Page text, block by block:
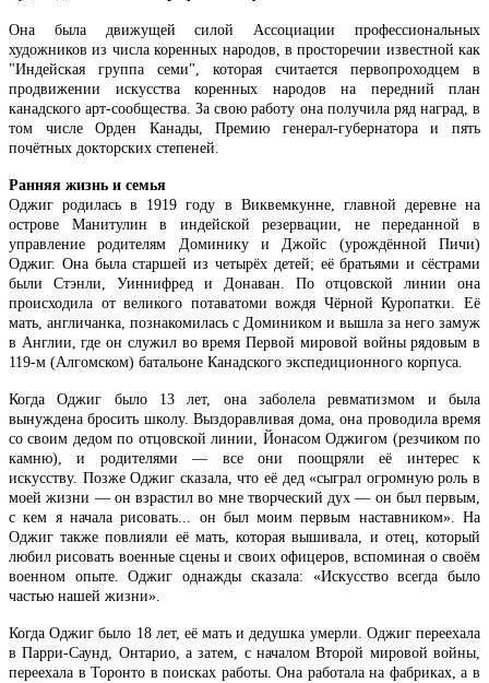
Она была движущей силой Ассоциации профессиональных
художников из числа коренных народов, в просторечии известной как
"Индейская группа семи", которая считается первопроходцем в
продвижении искусства коренных народов на передний план
канадского арт-сообщества. За свою работу она получила ряд наград, в
том числе Орден Канады, Премию генерал-губернатора и пять
почётных докторских степеней.
Ранняя жизнь и семья
Оджиг родилась в 1919 году в Виквемкунне, главной деревне на
острове Манитулин в индейской резервации, не переданной в
управление родителям Доминику и Джойс (урождённой Пичи)
Оджиг. Она была старшей из четырёх детей; её братьями и сёстрами
были Стэнли, Уиннифред и Донаван. По отцовской линии она
происходила от великого потаватоми вождя Чёрной Куропатки. Её
мать, англичанка, познакомилась с Домиником и вышла за него замуж
в Англии, где он служил во время Первой мировой войны рядовым в
119-м (Алгомском) батальоне Канадского экспедиционного корпуса.
Когда Оджиг было 13 лет, она заболела ревматизмом и была
вынуждена бросить школу. Выздоравливая дома, она проводила время
со своим дедом по отцовской линии, Йонасом Оджигом (резчиком по
камню), и родителями — все они поощряли её интерес к
искусству. Позже Оджиг сказала, что её дед «сыграл огромную роль в
моей жизни — он взрастил во мне творческий дух — он был первым,
с кем я начала рисовать... он был моим первым наставником». На
Оджиг также повлияли её мать, которая вышивала, и отец, который
любил рисовать военные сцены и своих офицеров, вспоминая о своём
военном опыте. Оджиг однажды сказала: «Искусство всегда было
частью нашей жизни».
Когда Оджиг было 18 лет, её мать и дедушка умерли. Оджиг переехала
в Парри-Саунд, Онтарио, а затем, с началом Второй мировой войны,
переехала в Торонто в поисках работы. Она работала на фабриках, а в